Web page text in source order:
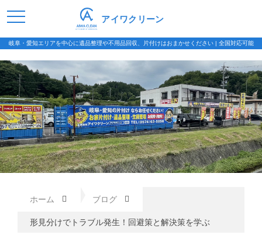
岐阜・愛知エリアを中心に遺品整理や不用品回収、片付けはおまかせください | 全国対応可能
アイワクリーン
ホーム ブログ
形見分けでトラブル発生！回避策と解決策を学ぶ